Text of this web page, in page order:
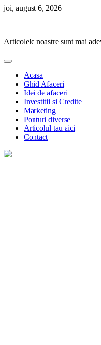
Skip
joi, august 6, 2026
Articolele noastre sunt mai
Acasa
Ghid Afaceri
Idei de afaceri
Investitii si Credite
Marketing
Ponturi diverse
Articolul tau aici
Contact